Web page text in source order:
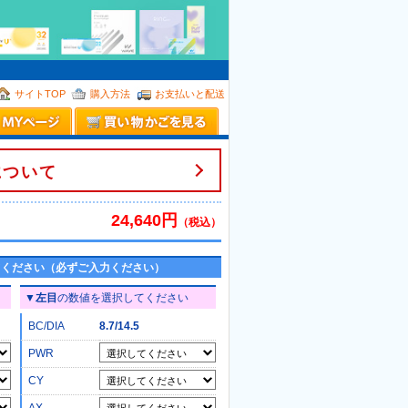
サイトTOP 購入方法 お支払いと配送
いて
24,640円 （税込）
ださい（必ずご入力ください）
▼左目の数値を選択してください
BC/DIA 8.7/14.5
PWR
CY